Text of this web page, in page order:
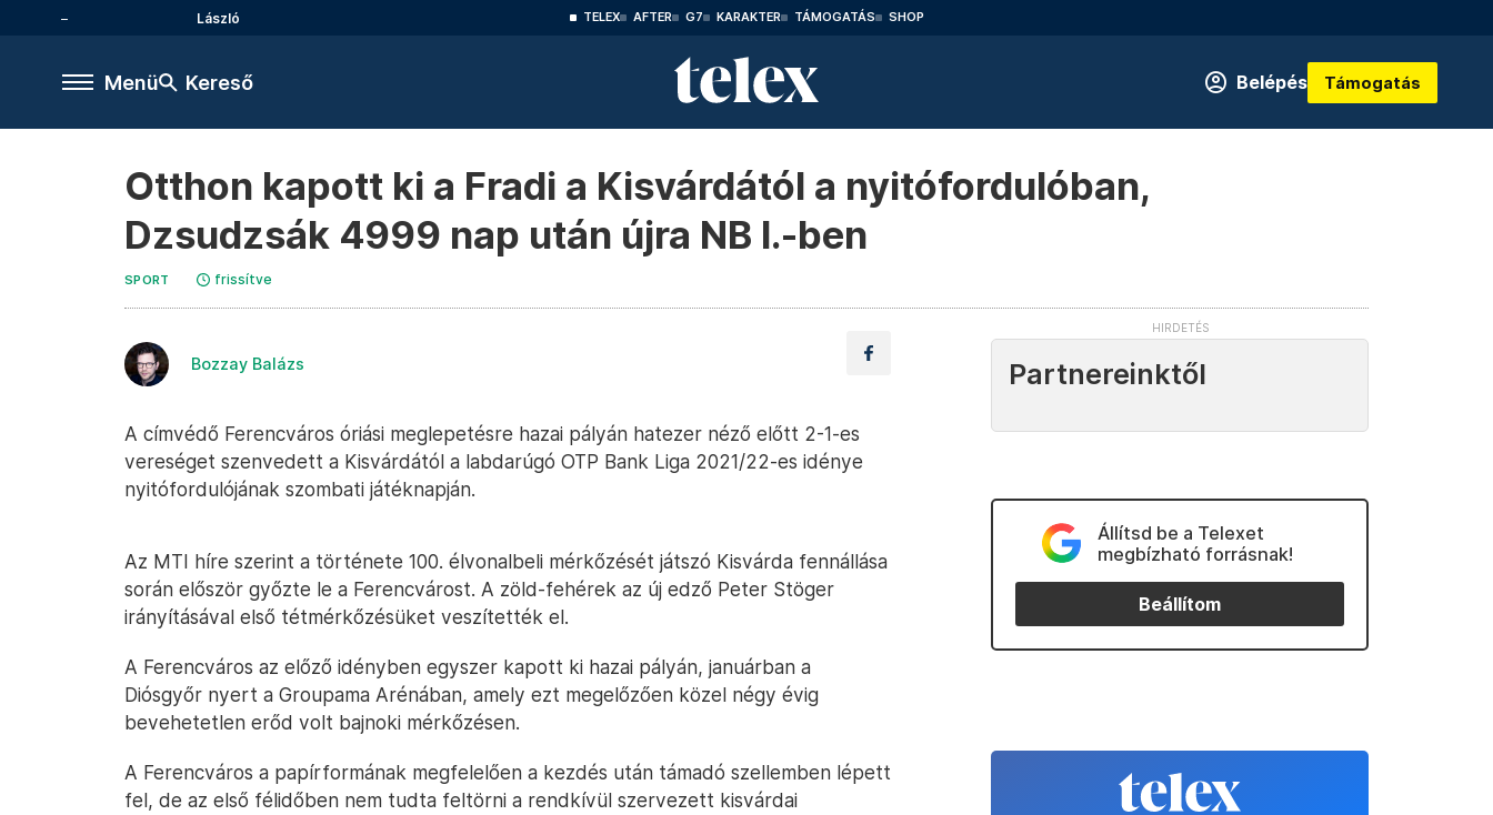
László TELEX AFTER G7 KARAKTER TÁMOGATÁS SHOP
Menü Kereső Belépés Támogatás
Otthon kapott ki a Fradi a Kisvárdától a nyitófordulóban,
Dzsudzsák 4999 nap után újra NB I.-ben
SPORT frissítve
Bozzay Balázs
A címvédő Ferencváros óriási meglepetésre hazai pályán hatezer néző előtt 2-1-es
vereséget szenvedett a Kisvárdától a labdarúgó OTP Bank Liga 2021/22-es idénye
nyitófordulójának szombati játéknapján.
Az MTI híre szerint a története 100. élvonalbeli mérkőzését játszó Kisvárda fennállása
során először győzte le a Ferencvárost. A zöld-fehérek az új edző Peter Stöger
irányításával első tétmérkőzésüket veszítették el.
A Ferencváros az előző idényben egyszer kapott ki hazai pályán, januárban a
Diósgyőr nyert a Groupama Arénában, amely ezt megelőzően közel négy évig
bevehetetlen erőd volt bajnoki mérkőzésen.
A Ferencváros a papírformának megfelelően a kezdés után támadó szellemben lépett
fel, de az első félidőben nem tudta feltörni a rendkívül szervezett kisvárdai
Partnereinktől
Állítsd be a Telexet
megbízható forrásnak!
Beállítom